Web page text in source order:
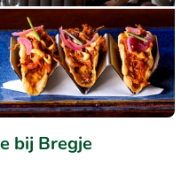
bij Bregje